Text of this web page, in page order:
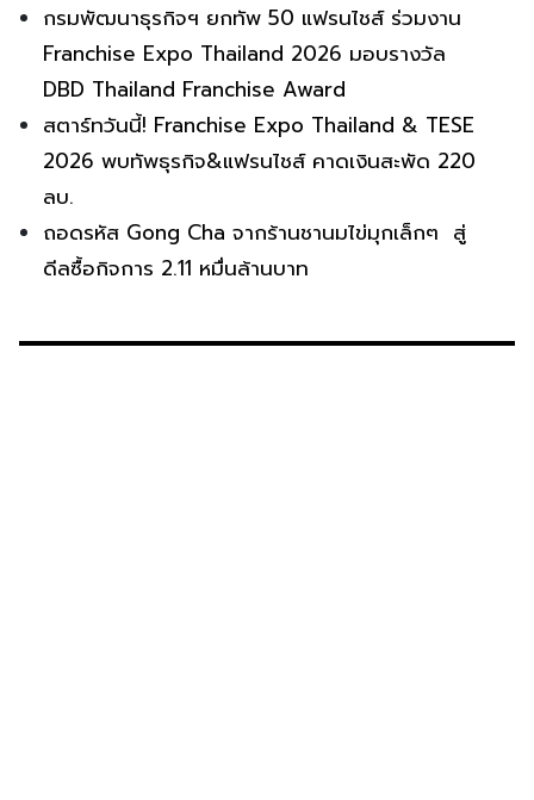
กรมพัฒนาธุรกิจฯ ยกทัพ 50 แฟรนไชส์ ร่วมงาน
Franchise Expo Thailand 2026 มอบรางวัล
DBD Thailand Franchise Award
สตาร์ทวันนี้! Franchise Expo Thailand & TESE
2026 พบทัพธุรกิจ&แฟรนไชส์ คาดเงินสะพัด 220
ลบ.
ถอดรหัส Gong Cha จากร้านชานมไข่มุกเล็กๆ สู่
ดีลซื้อกิจการ 2.11 หมื่นล้านบาท